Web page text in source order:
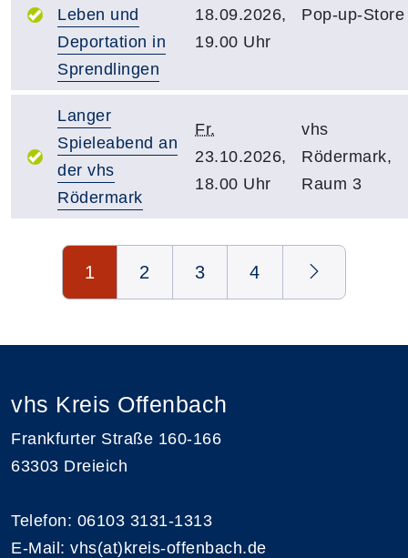
Leben und
Deportation in
Sprendlingen
18.09.2026,
19.00 Uhr
Pop-up-Store
Langer
Spieleabend an
der vhs
Rödermark
Fr.
23.10.2026,
18.00 Uhr
vhs
Rödermark,
Raum 3
Seite 1 von 4
1 2 3 4
vhs Kreis Offenbach
Frankfurter Straße 160-166
63303 Dreieich
Telefon: 06103 3131-1313
E-Mail: vhs(at)kreis-offenbach.de